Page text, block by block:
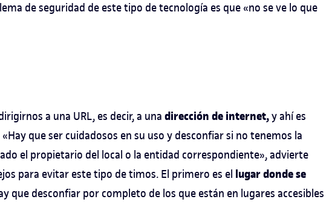
de seguridad de este tipo de tecnología es que «no se ve lo que
a una URL, es decir, a una dirección de internet,y ahí es
que ser cuidadosos en su uso y desconfiar si no tenemos la
el propietario del local o la entidad correspondiente», advierte
para evitar este tipo de timos. El primero es el lugar donde se
que desconfiar por completo de los que están en lugares accesibles